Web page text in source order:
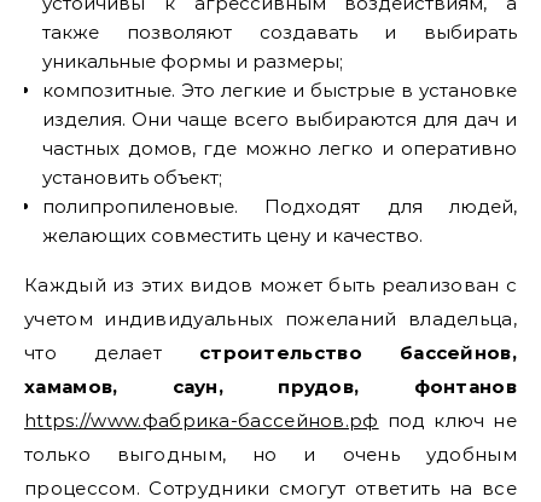
также позволяют создавать и выбирать
уникальные формы и размеры;
композитные. Это легкие и быстрые в установке
изделия. Они чаще всего выбираются для дач и
частных домов, где можно легко и оперативно
установить объект;
полипропиленовые. Подходят для людей,
желающих совместить цену и качество.
Каждый из этих видов может быть реализован с
учетом индивидуальных пожеланий владельца,
что делает строительство бассейнов,
хамамов, саун, прудов, фонтанов
https://www.фабрика-бассейнов.рф под ключ не
только выгодным, но и очень удобным
процессом. Сотрудники смогут ответить на все